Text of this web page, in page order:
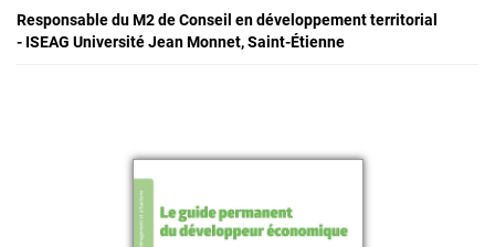
Responsable du M2 de Conseil en développement territorial
- ISEAG Université Jean Monnet, Saint-Étienne